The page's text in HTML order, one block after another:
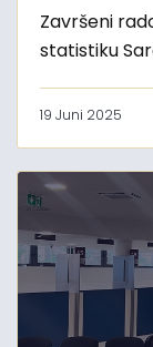
Završeni
statistiku
19 Juni 2025